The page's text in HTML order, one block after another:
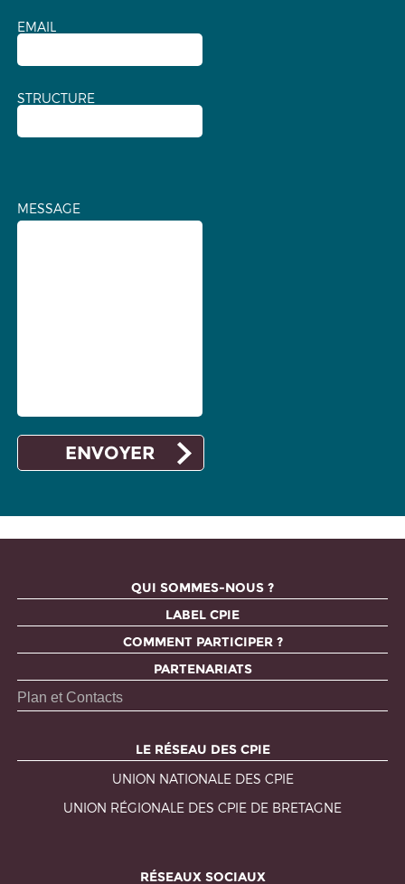
EMAIL
STRUCTURE
MESSAGE
QUI SOMMES-NOUS ?
LABEL CPIE
COMMENT PARTICIPER ?
PARTENARIATS
Plan et Contacts
LE RÉSEAU DES CPIE
UNION NATIONALE DES CPIE
UNION RÉGIONALE DES CPIE DE BRETAGNE
RÉSEAUX SOCIAUX